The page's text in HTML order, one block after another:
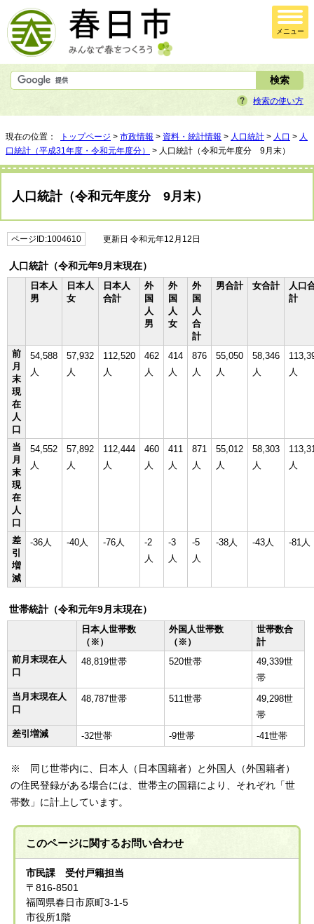
メニュー
検索の使い方
現在の位置： トップページ > 市政情報 > 資料・統計情報 > 人口統計 > 人口 > 人
口統計（平成31年度・令和元年度分）
> 人口統計（令和元年度分 9月末）
人口統計（令和元年度分 9月末）
ページID:1004610 更新日 令和元年12月12日
人口統計（令和元年9月末現在）
日本人
男
日本人
女
日本人
合計
外
国
人
男
外
国
人
女
外
国
人
合
計
男合計 女合計
人口
計
前
月
末
現
在
人
口
54,588
人
57,932
人
112,520
人
462
人
414
人
876
人
55,050
人
58,346
人
人
当
月
末
現
在
人
口
54,552
人
57,892
人
112,444
人
460
人
411
人
871
人
55,012
人
58,303
人
人
差
引
増
減
-36人 -40人 -76人
-2
人
-3
人
-5
人
-38人 -43人 -81人
世帯統計（令和元年9月末現在）
日本人世帯数
（※）
外国人世帯数
（※）
世帯数合
計
前月末現在人
口
48,819世帯 520世帯
49,339世
帯
当月末現在人
口
48,787世帯 511世帯
49,298世
帯
差引増減
-32世帯 -9世帯 -41世帯
※ 同じ世帯内に、日本人（日本国籍者）と外国人（外国籍者）
の住民登録がある場合には、世帯主の国籍により、それぞれ「世
帯数」に計上しています。
このページに関するお問い合わせ
市民課 受付戸籍担当
〒816-8501
福岡県春日市原町3-1-5
市役所1階